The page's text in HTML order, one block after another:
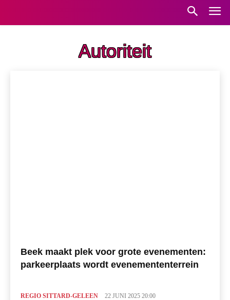
Autoriteit
Beek maakt plek voor grote evenementen:
parkeerplaats wordt evenemententerrein
REGIO SITTARD-GELEEN 22 JUNI 2025 20:00